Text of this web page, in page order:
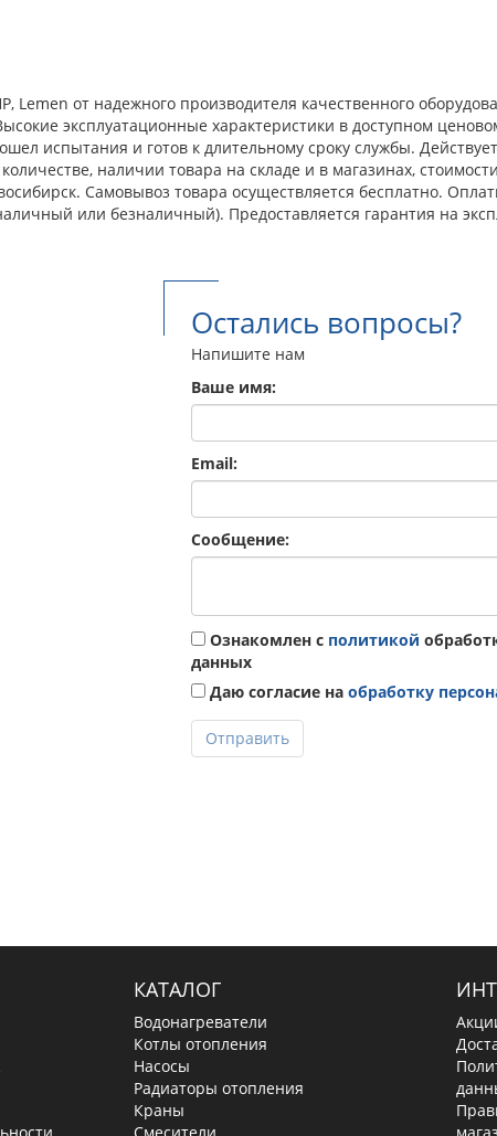
Lemen от надежного производителя качественного
эксплуатационные характеристики в доступном
испытания и готов к длительному сроку службы.
наличии товара на складе и в магазинах,
Самовывоз товара осуществляется бесплатно.
или безналичный). Предоставляется гарантия на
Остались вопросы?
Напишите нам
Ваше имя:
Email:
Сообщение:
Ознакомлен с политикой
данных
Даю согласие на обработку
Отправить
КАТАЛОГ
Водонагреватели
Котлы отопления
Насосы
Радиаторы отопления
Краны